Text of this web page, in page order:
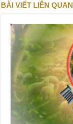
BÀI VIẾT LIÊN QUAN